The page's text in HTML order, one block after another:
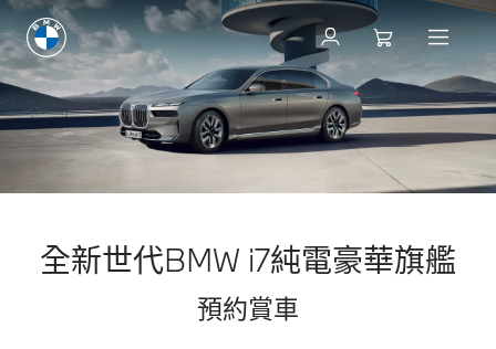
全新世代BMW i7純電豪華旗艦
預約賞車